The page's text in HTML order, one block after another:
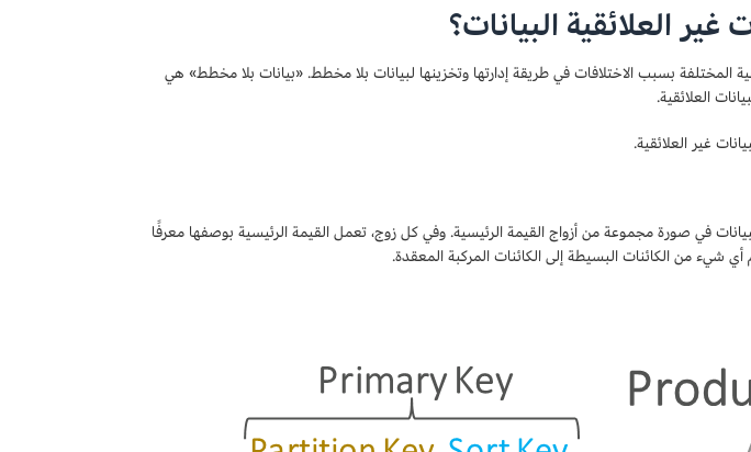
العلائقية البيانات؟
المختلفة بسبب الاختلافات في طريقة إدارتها وتخزينها لبيانات بلا مخطط. «بيانات بلا مخطط» هي
العلائقية.
غير العلائقية.
في صورة مجموعة من أزواج القيمة الرئيسية. وفي كل زوج، تعمل القيمة الرئيسية بوصفها معرفًا
شيء من الكائنات البسيطة إلى الكائنات المركبة المعقدة.